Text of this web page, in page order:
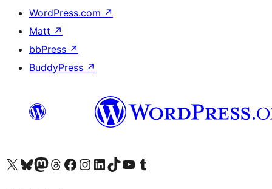
WordPress.com ↗
Matt ↗
bbPress ↗
BuddyPress ↗
Visit our X (formerly Twitter) account
Visit our Bluesky account
Visit our Mastodon account
Visit our Threads account
Visit our Facebook page
Visit our Instagram account
Visit our LinkedIn account
Visit our TikTok account
Visit our YouTube channel
Visit our Tumblr account